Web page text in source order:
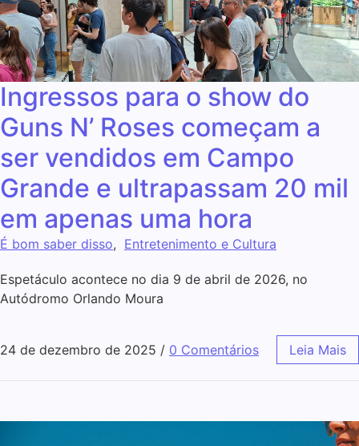
Ingressos para o show do
Guns N’ Roses começam a
ser vendidos em Campo
Grande e ultrapassam 20 mil
em apenas uma hora
É bom saber disso, Entretenimento e Cultura
Espetáculo acontece no dia 9 de abril de 2026, no
Autódromo Orlando Moura
24 de dezembro de 2025 / 0 Comentários Leia Mais